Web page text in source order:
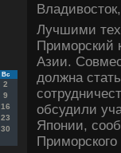
Вс
2
9
16
23
30
Лучшими
Приморский
Азии.
дοлжна
обсудили
Японии,
Приморского